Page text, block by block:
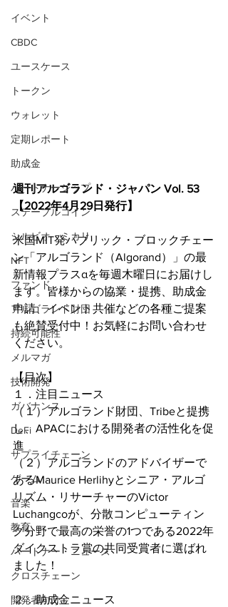
イベント
CBDC
ユースケース
トークン
ウォレット
定期レポート
助成金
パートナーシップ
ステーブルコイン
シルビオ・ミカリ
NFT
ファンド
アルゴランド財団
持続可能性
メルマガ
技術開発
ガバナンス
DeFi
サプライチェーン
ゲーム
音楽
教育
パートナー・ニュース
クロスチェーン
開発者向け
週刊アルゴランド・ジャパン Vol. 53
【2022年4月29日発行】
米国MIT発パブリック・ブロックチェー
ン「アルゴランド（Algorand）」の最
新情報プラスαを毎週木曜日にお届けし
ます。皆様からの協業・提携、助成金
申請、イベント共催などの各種ご提案
も絶賛受付中！お気軽にお問い合わせ
ください。
【目次】
１．注目ニュース
（１）アルゴランド財団、Tribeと提携
し、APACにおける開発者の活性化を促
進
（２）アルゴランドのアドバイザーで
あるMaurice Herlihyとシニア・アルゴ
リズム・リサーチャーのVictor
Luchangcoが、分散コンピューティン
グ分野で最高の栄誉の1つである2022年
ダイクストラ賞の共同受賞者に選ばれ
ました！
２．助成金ニュース